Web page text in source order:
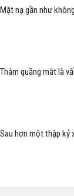
Mặt nạ gần như
Thâm quầng mắt là
Sau hơn một thập kỷ